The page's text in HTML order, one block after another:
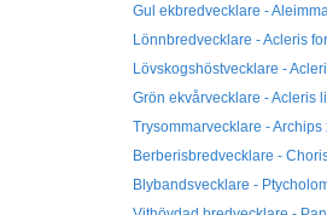
Gul ekbredvecklare -
Lönnbredvecklare - Acleris
Lövskogshöstvecklare -
Grön ekvårvecklare - Acleris
Trysommarvecklare - Archips
Berberisbredvecklare -
Blybandsvecklare -